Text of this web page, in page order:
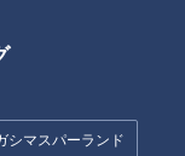
シマスパーランド
言っている。
さかい困ります。